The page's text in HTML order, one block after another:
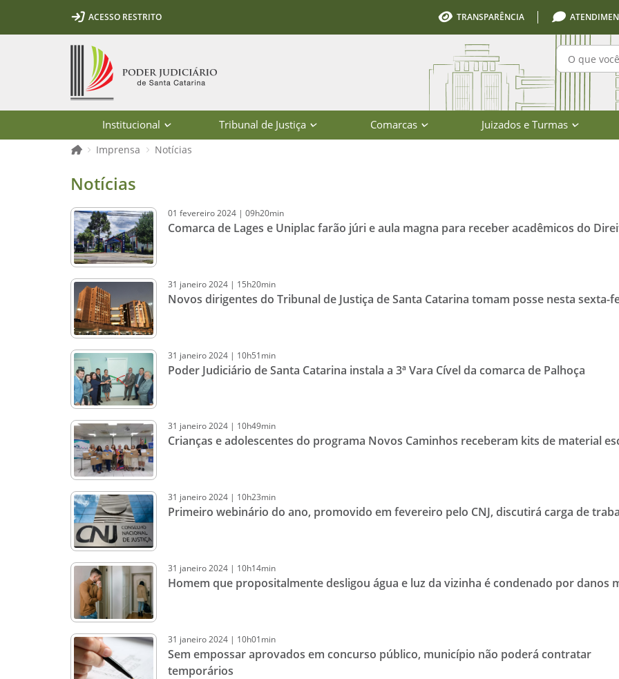
Ir para o conteúdo
Ir para a ferramenta de acessibilidade - Rybená
Ir para o menu principal
Ir para a pesquisa
Ir para o rodapé
Ir para a página inicialACESSO RESTRITO TRANSPARÊNCIA
Institucional Tribunal de Justiça Comarcas Juizados e Turmas
Página inicial
Imprensa Notícias
Notícias - Imprensa - Poder Judiciário de Santa Catarina
Notícias
01 fevereiro2024 | 09h20min
Comarca de Lages e Uniplac farão júri e aula magna para receber acadêmicos do
31 janeiro2024 | 15h20min
Novos dirigentes do Tribunal de Justiça de Santa Catarina tomam posse nesta sexta-
31 janeiro2024 | 10h51min
Poder Judiciário de Santa Catarina instala a 3ª Vara Cível da comarca de Palhoça
31 janeiro2024 | 10h49min
Crianças e adolescentes do programa Novos Caminhos receberam kits de material
31 janeiro2024 | 10h23min
Primeiro webinário do ano, promovido em fevereiro pelo CNJ, discutirá carga de
31 janeiro2024 | 10h14min
Homem que propositalmente desligou água e luz da vizinha é condenado por danos
31 janeiro2024 | 10h01min
Sem empossar aprovados em concurso público, município não poderá contratar
temporários